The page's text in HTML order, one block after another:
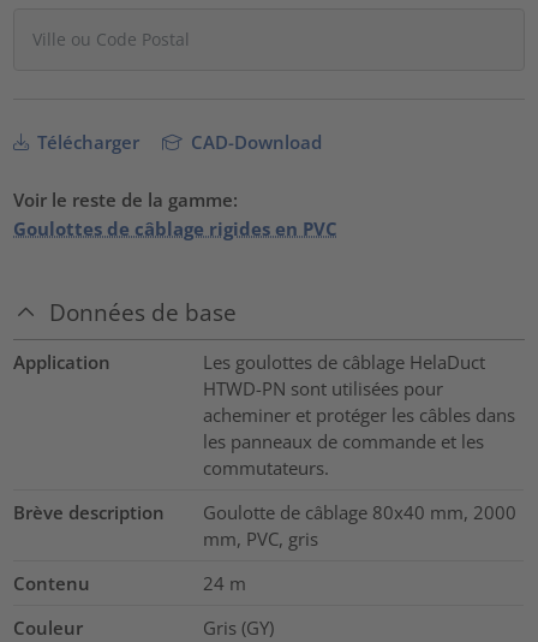
Télécharger CAD-Download
Voir le reste de la gamme:
Goulottes de câblage rigides en PVC
Données de base
Application
Les goulottes de câblage HelaDuct
HTWD-PN sont utilisées pour
acheminer et protéger les câbles dans
les panneaux de commande et les
commutateurs.
Brève description
Goulotte de câblage 80x40 mm, 2000
mm, PVC, gris
Contenu
24 m
Couleur
Gris (GY)